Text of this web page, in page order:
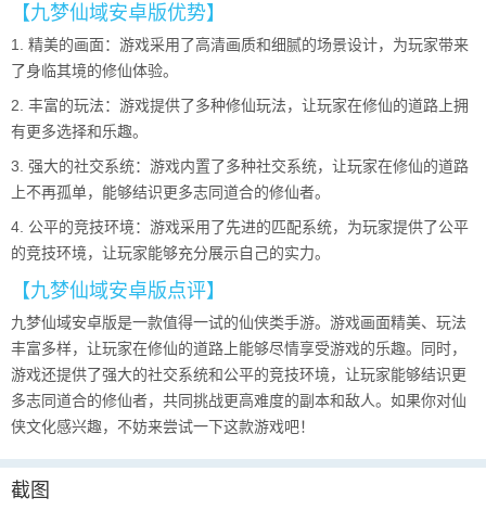
【九梦仙域安卓版优势】
1. 精美的画面：游戏采用了高清画质和细腻的场景设计，为玩家带来
了身临其境的修仙体验。
2. 丰富的玩法：游戏提供了多种修仙玩法，让玩家在修仙的道路上拥
有更多选择和乐趣。
3. 强大的社交系统：游戏内置了多种社交系统，让玩家在修仙的道路
上不再孤单，能够结识更多志同道合的修仙者。
4. 公平的竞技环境：游戏采用了先进的匹配系统，为玩家提供了公平
的竞技环境，让玩家能够充分展示自己的实力。
【九梦仙域安卓版点评】
九梦仙域安卓版是一款值得一试的仙侠类手游。游戏画面精美、玩法
丰富多样，让玩家在修仙的道路上能够尽情享受游戏的乐趣。同时，
游戏还提供了强大的社交系统和公平的竞技环境，让玩家能够结识更
多志同道合的修仙者，共同挑战更高难度的副本和敌人。如果你对仙
侠文化感兴趣，不妨来尝试一下这款游戏吧！
截图